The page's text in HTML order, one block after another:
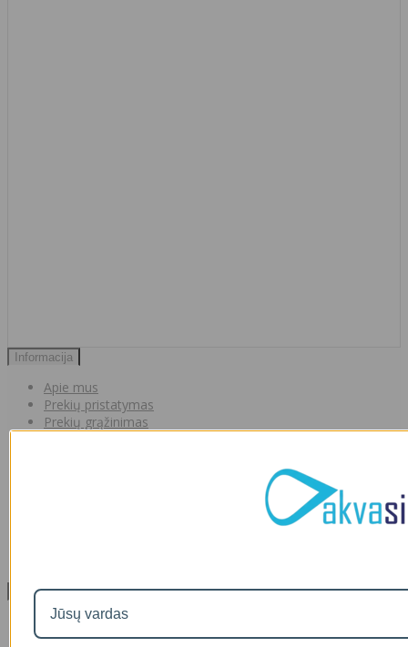
Informacija
Apie mus
Prekių pristatymas
Prekių grąžinimas
Klientų aptarnavimas
Visos prekės
Prekės su nuolaida